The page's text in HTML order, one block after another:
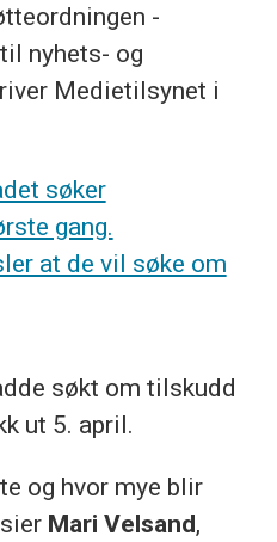
-
nyhets- og
Medietilsynet i
søker
gang.
at de vil søke om
søkt om tilskudd
ut 5. april.
og hvor mye blir
Mari Velsand,